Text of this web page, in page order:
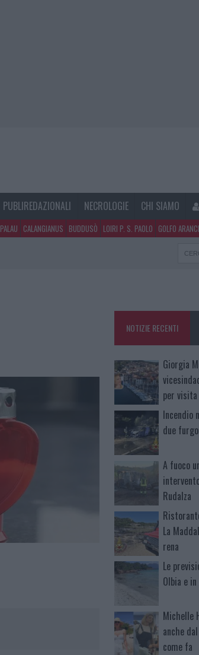
PUBLIREDAZIONALI NECROLOGIE CHI SIAMO
PALAU CALANGIANUS BUDDUSÒ LOIRI P. S. PAOLO GOLFO ARANCI
NOTIZIE RECENTI
Giorgia
per
Incendio
due
A fuoco
Rudalza
La
rena
Le
Olbia e
Michelle
anche
come fa